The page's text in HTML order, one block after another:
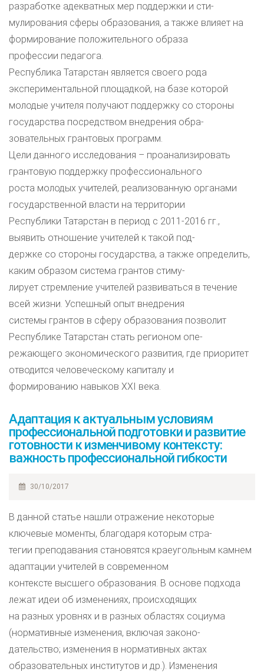
разработке адекватных мер поддержки и сти-
мулирования сферы образования, а также влияет на
формирование положительного образа
профессии педагога.
Республика Татарстан является своего рода
экспериментальной площадкой, на базе которой
молодые учителя получают поддержку со стороны
государства посредством внедрения обра-
зовательных грантовых программ.
Цели данного исследования – проанализировать
грантовую поддержку профессионального
роста молодых учителей, реализованную органами
государственной власти на территории
Республики Татарстан в период с 2011-2016 гг.,
выявить отношение учителей к такой под-
держке со стороны государства, а также определить,
каким образом система грантов стиму-
лирует стремление учителей развиваться в течение
всей жизни. Успешный опыт внедрения
системы грантов в сферу образования позволит
Республике Татарстан стать регионом опе-
режающего экономического развития, где приоритет
отводится человеческому капиталу и
формированию навыков ХХI века.
Адаптация к актуальным условиям
профессиональной подготовки и развитие
готовности к изменчивому контексту:
важность профессиональной гибкости
30/10/2017
В данной статье нашли отражение некоторые
ключевые моменты, благодаря которым стра-
тегии преподавания становятся краеугольным камнем
адаптации учителей в современном
контексте высшего образования. В основе подхода
лежат идеи об изменениях, происходящих
на разных уровнях и в разных областях социума
(нормативные изменения, включая законо-
дательство; изменения в нормативных актах
образовательных институтов и др.). Изменения